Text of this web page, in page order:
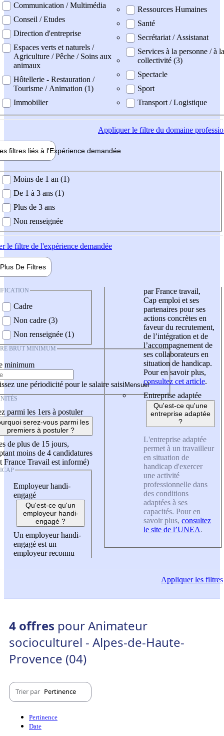
Communication / Multimédia
Conseil / Etudes
Direction d'entreprise
Espaces verts et naturels /
Agriculture / Pêche / Soins aux
animaux
Hôtellerie - Restauration /
Tourisme / Animation (1)
Immobilier
Ressources Humaines
Santé
Secrétariat / Assistanat
Services à la personne / à la
collectivité (3)
Spectacle
Sport
Transport / Logistique
Appliquerle filtre du domaine
filtres liés à l'Expérience demandée
demandée
Moins de 1 an (1)
De 1 à 3 ans (1)
Plus de 3 ans
Non renseignée
le filtre de l'expérience demandée
Plus De Filtres
Cadre
Non cadre (3)
Non renseignée (1)
BRUT MINIMUM
minimum
une périodicité pour le salaire saisi
parmi les 1ers à postuler
serez-vous parmi les
premiers à postuler ?
de plus de 15 jours,
moins de 4 candidatures
France Travail est informé)
Employeur handi-
engagé
Qu'est-ce qu'un
employeur handi-
engagé ?
Un employeur handi-
engagé est un
employeur reconnu
par France travail,
Cap emploi et ses
partenaires pour ses
actions concrètes en
faveur du recrutement,
de l’intégration et de
l’accompagnement de
ses collaborateurs en
situation de handicap.
Pour en savoir plus,
consultez cet article.
Entreprise adaptée
Qu'est-ce qu'une
entreprise adaptée
?
L'entreprise adaptée
permet à un travailleur
en situation de
handicap d'exercer
une activité
professionnelle dans
des conditions
adaptées à ses
capacités. Pour en
savoir plus, consultez
le site de l’UNEA.
Appliquerles filtres
4 offres pour Animateur
socioculturel - Alpes-de-Haute-
Provence (04)
Trier par Pertinence
Pertinence
Date